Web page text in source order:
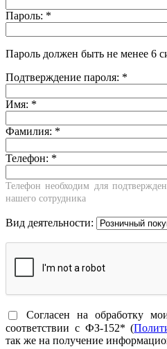
Пароль: *
Пароль должен быть не менее 6
Подтверждение пароля: *
Имя: *
Фамилия: *
Телефон: *
Телефон необходим для
нашего сотрудника
Вид деятельности:
Согласен на обработку
соответствии с ФЗ-152* (
так же на получение